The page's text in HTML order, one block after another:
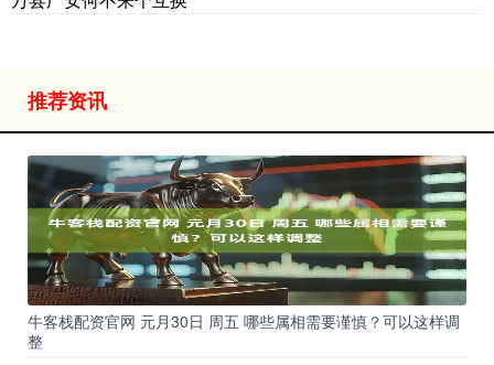
推荐资讯
牛客栈配资官网 元月30日 周五 哪些属相需要谨慎？可以这样调
整